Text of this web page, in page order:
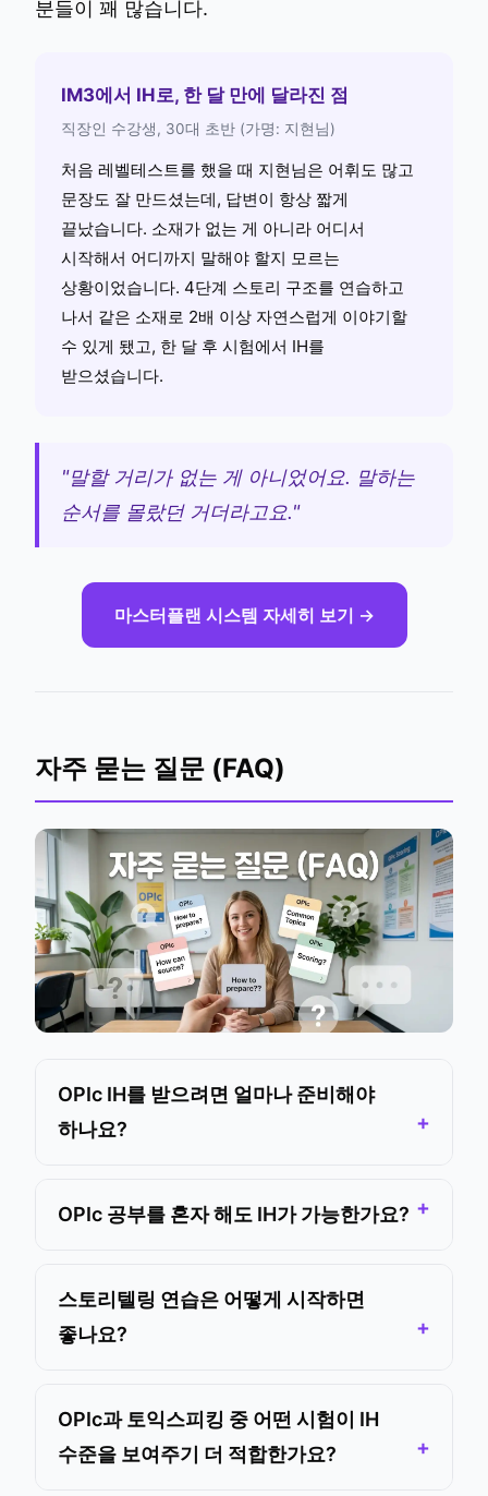
분들이 꽤 많습니다.
IM3에서 IH로, 한 달 만에 달라진 점
직장인 수강생, 30대 초반 (가명: 지현님)
처음 레벨테스트를 했을 때 지현님은 어휘도 많고
문장도 잘 만드셨는데, 답변이 항상 짧게
끝났습니다. 소재가 없는 게 아니라 어디서
시작해서 어디까지 말해야 할지 모르는
상황이었습니다. 4단계 스토리 구조를 연습하고
나서 같은 소재로 2배 이상 자연스럽게 이야기할
수 있게 됐고, 한 달 후 시험에서 IH를
받으셨습니다.
"말할 거리가 없는 게 아니었어요. 말하는
순서를 몰랐던 거더라고요."
마스터플랜 시스템 자세히 보기 →
자주 묻는 질문 (FAQ)
OPIc IH를 받으려면 얼마나 준비해야
하나요?
OPIc 공부를 혼자 해도 IH가 가능한가요?
스토리텔링 연습은 어떻게 시작하면
좋나요?
OPIc과 토익스피킹 중 어떤 시험이 IH
수준을 보여주기 더 적합한가요?